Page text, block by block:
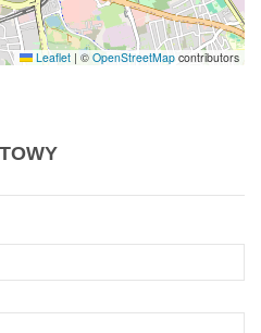
Leaflet | © OpenStreetMap contributors